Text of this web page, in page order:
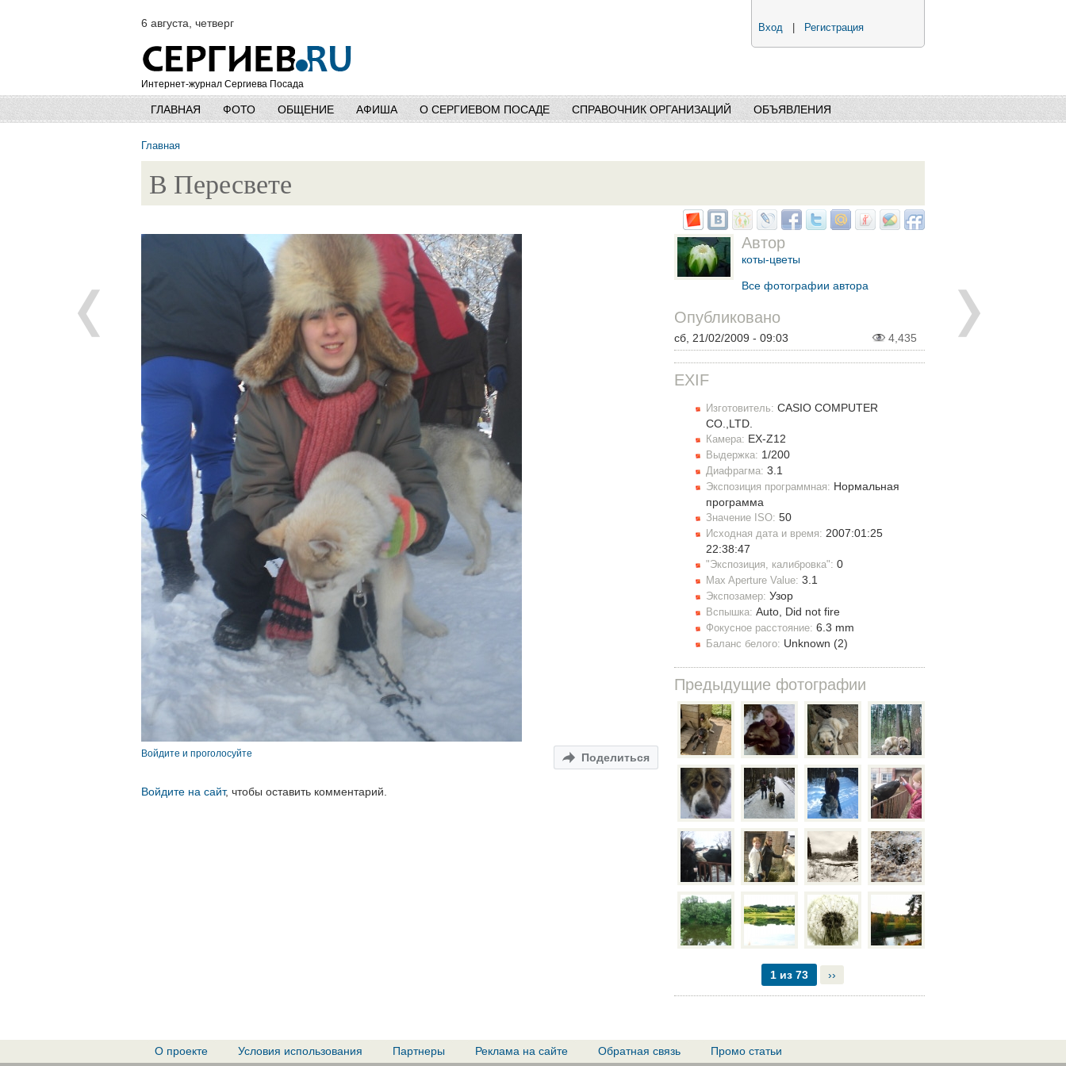
6 августа, четверг
Интернет-журнал Сергиева Посада
Вход Регистрация
ГЛАВНАЯ ФОТО ОБЩЕНИЕ АФИША О СЕРГИЕВОМ ПОСАДЕ СПРАВОЧНИК ОРГАНИЗАЦИЙ ОБЪЯВЛЕНИЯ
Главная
В Пересвете
Поделиться
Войдите и проголосуйте
Войдите на сайт, чтобы оставить комментарий.
Автор
коты-цветы
Все фотографии автора
4,435
Опубликовано
сб, 21/02/2009 - 09:03
EXIF
Изготовитель: CASIO COMPUTER
CO.,LTD.
Камера: EX-Z12
Выдержка: 1/200
Диафрагма: 3.1
Экспозиция программная: Нормальная
программа
Значение ISO: 50
Исходная дата и время: 2007:01:25
22:38:47
"Экспозиция, калибровка": 0
Max Aperture Value: 3.1
Экспозамер: Узор
Вспышка: Auto, Did not fire
Фокусное расстояние: 6.3 mm
Баланс белого: Unknown (2)
Предыдущие фотографии
1 из 73 ››
О проекте Условия использования Партнеры Реклама на сайте Обратная связь Промо статьи